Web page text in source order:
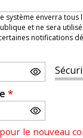
système enverra tous
et ne sera
notifications
*
le nouveau